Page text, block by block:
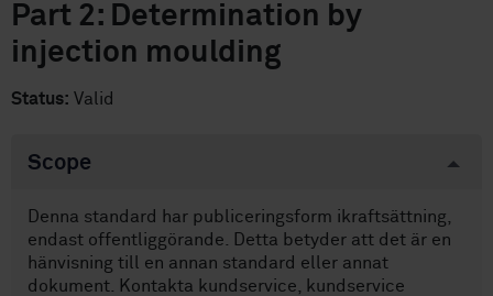
Part 2: Determination by
injection moulding
Status: Valid
Scope
Denna standard har publiceringsform ikraftsättning,
endast offentliggörande. Detta betyder att det är en
hänvisning till en annan standard eller annat
dokument. Kontakta kundservice, kundservice